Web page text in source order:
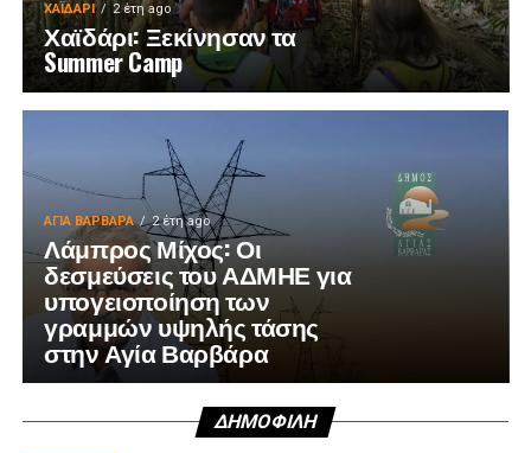
ΧΑΪΔΑΡΙ 2 έτη ago
Χαϊδάρι: Ξεκίνησαν τα
Summer Camp
ΑΓΙΑ ΒΑΡΒΑΡΑ 2 έτη ago
Λάμπρος Μίχος: Οι
δεσμεύσεις του ΑΔΜΗΕ για
υπογειοποίηση των
γραμμών υψηλής τάσης
στην Αγία Βαρβάρα
ΔΗΜΟΦΙΛΉ